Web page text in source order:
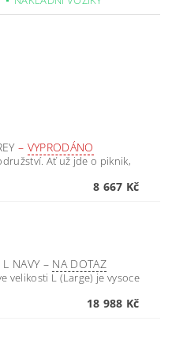
– VYPRODÁNO
Ať už jde o piknik,
8 667 Kč
NAVY – NA DOTAZ
velikosti L (Large) je vysoce
18 988 Kč